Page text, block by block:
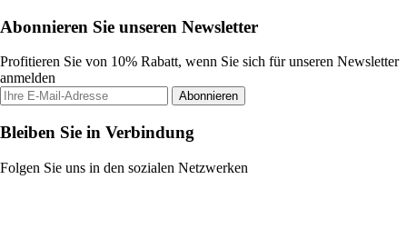
Abonnieren Sie unseren Newsletter
Profitieren Sie von 10% Rabatt, wenn Sie sich für unseren Newsletter
anmelden
Abonnieren
Bleiben Sie in Verbindung
Folgen Sie uns in den sozialen Netzwerken